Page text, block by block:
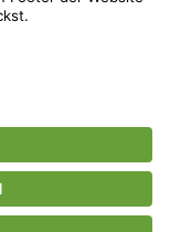
des
den Streichpreis.
einladen